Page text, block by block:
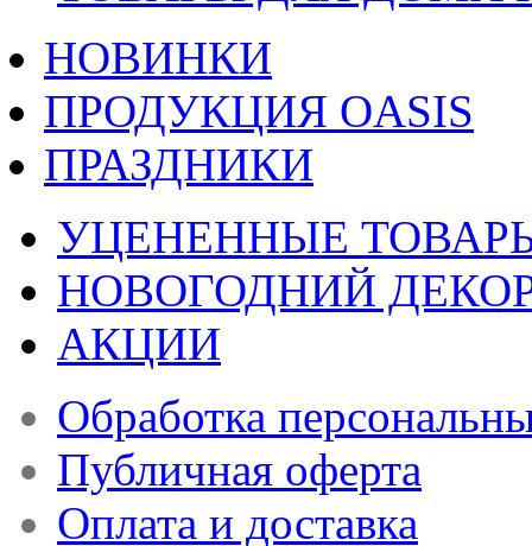
НОВИНКИ
ПРОДУКЦИЯ OASIS
ПРАЗДНИКИ
УЦЕНЕННЫЕ
НОВОГОДНИЙ
АКЦИИ
Обработка
Публичная оферта
Оплата и доставка